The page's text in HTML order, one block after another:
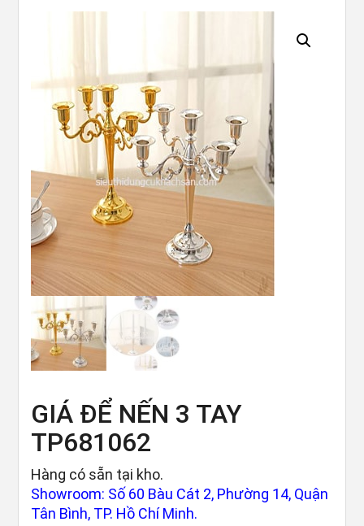
GIÁ ĐỂ NẾN 3 TAY
TP681062
Hàng có sẵn tại kho.
Showroom: Số 60 Bàu Cát 2, Phường 14, Quận
Tân Bình, TP. Hồ Chí Minh.